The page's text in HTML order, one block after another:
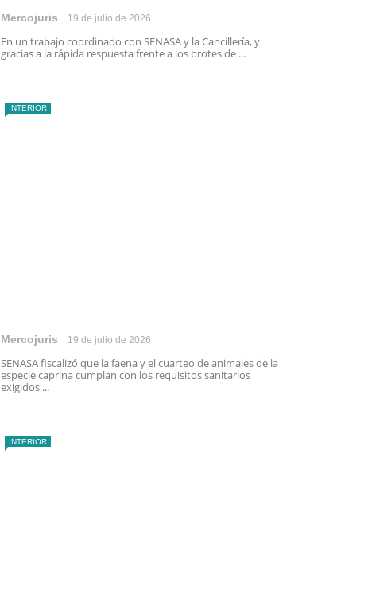
Mercojuris 19 de julio de 2026
En un trabajo coordinado con SENASA y la Cancillería, y
gracias a la rápida respuesta frente a los brotes de ...
INTERIOR
Mercojuris 19 de julio de 2026
SENASA fiscalizó que la faena y el cuarteo de animales de la
especie caprina cumplan con los requisitos sanitarios
exigidos ...
INTERIOR